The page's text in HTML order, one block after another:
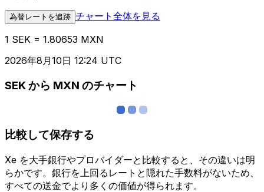
為替レートを追跡 チャート全体を見る
1 SEK = 1.80653 MXN
2026年8月10日 12:24 UTC
SEK から MXN のチャート
比較して保存する
Xe を大手銀行やプロバイダーと比較すると、その違いは明
らかです。銀行を上回るレートと隠れた手数料がないため、
すべての送金でより多くの価値が得られます。